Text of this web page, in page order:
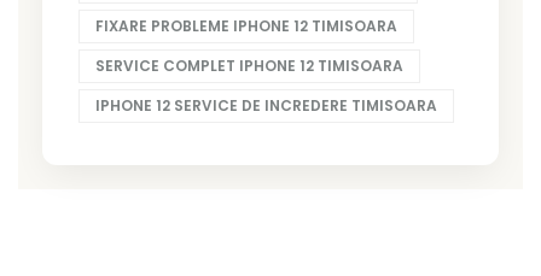
FIXARE PROBLEME IPHONE 12 TIMISOARA
SERVICE COMPLET IPHONE 12 TIMISOARA
IPHONE 12 SERVICE DE INCREDERE TIMISOARA